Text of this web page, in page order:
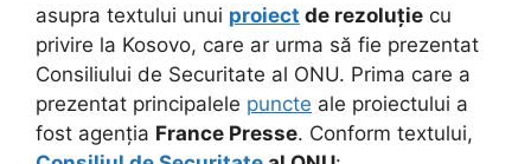
asupra textului unui proiect de rezoluție cu
privire la Kosovo, care ar urma să fie prezentat
Consiliului de Securitate al ONU. Prima care a
prezentat principalele puncte ale proiectului a
fost agenția France Presse. Conform textului,